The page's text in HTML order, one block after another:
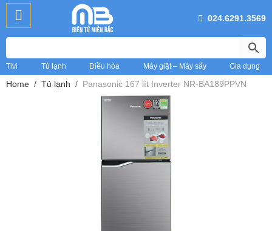
024.6291.3569
Tivi Tủ lạnh Điều hòa Máy giặt – Máy sấy Gia dụng
Home Tủ lạnh Panasonic 167 lít Inverter NR-BA189PPVN